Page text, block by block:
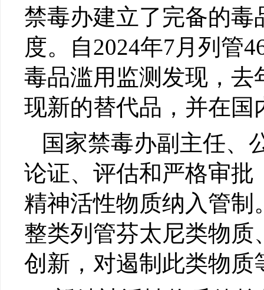
禁毒办建立了完备的
度。自2024年7月列管
毒品滥用监测发现，
现新的替代品，并在国
国家禁毒办副主任、
论证、评估和严格审批
精神活性物质纳入管
整类列管芬太尼类物
创新，对遏制此类物